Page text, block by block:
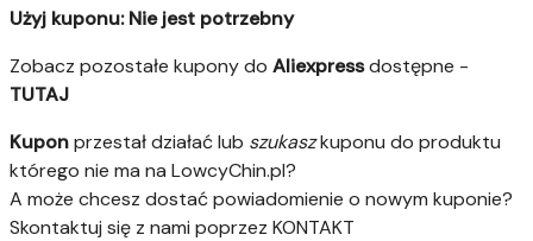
Użyj kuponu:Nie jest potrzebny
Zobacz pozostałe kupony do Aliexpressdostępne -
TUTAJ
Kuponprzestał działać lub szukaszkuponu do produktu
którego nie ma na LowcyChin.pl?
A może chcesz dostać powiadomienie o nowym kuponie?
Skontaktuj się z nami poprzez KONTAKT